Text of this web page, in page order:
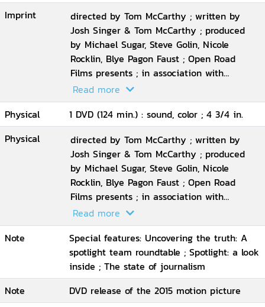
Imprint
directed by Tom McCarthy ; written by
Josh Singer & Tom McCarthy ; produced
by Michael Sugar, Steve Golin, Nicole
Rocklin, Blye Pagon Faust ; Open Road
Films presents ; in association with
Participant Media and First Look Media ;
an Anonymous Content production ; a
Rocklin
Read more
Physical
1 DVD (124 min.) : sound, color ; 4 3/4 in.
Physical
directed by Tom McCarthy ; written by
Josh Singer & Tom McCarthy ; produced
by Michael Sugar, Steve Golin, Nicole
Rocklin, Blye Pagon Faust ; Open Road
Films presents ; in association with
Participant Media and First Look Media ;
an Anonymous Content production ; a
Rocklin
Read more
Note
Special features: Uncovering the truth: A
spotlight team roundtable ; Spotlight: a look
inside ; The state of journalism
Note
DVD release of the 2015 motion picture